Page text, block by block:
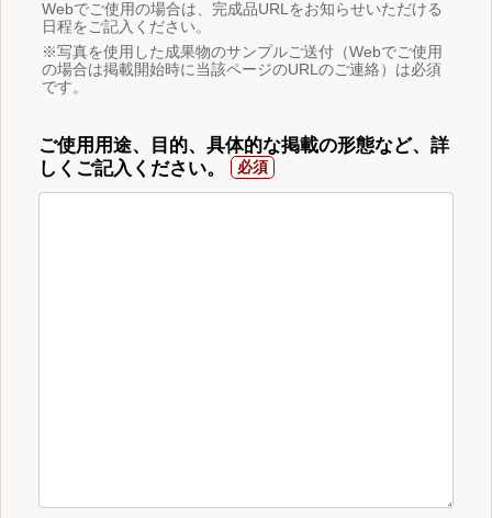
Webでご使用の場合は、完成品URLをお知らせいただける
日程をご記入ください。
※写真を使用した成果物のサンプルご送付（Webでご使用
の場合は掲載開始時に当該ページのURLのご連絡）は必須
です。
ご使用用途、目的、具体的な掲載の形態など、詳
しくご記入ください。